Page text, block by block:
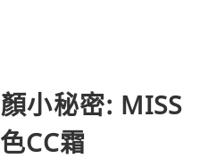
小秘密: MISS
CC霜